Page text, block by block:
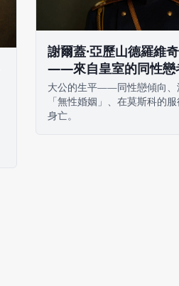
謝爾蓋·亞歷山德羅維
——來自皇室的同性戀
大公的生平——同性戀傾向、
「無性婚姻」、在莫斯科的
身亡。